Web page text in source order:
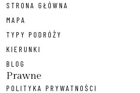
STRONA GŁÓWNA
MAPA
TYPY PODRÓŻY
KIERUNKI
BLOG
Prawne
POLITYKA PRYWATNOŚCI